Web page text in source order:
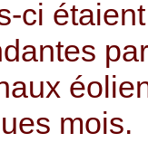
ci
mois.